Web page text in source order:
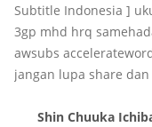
Subtitle Indonesia ]
3gp mhd hrq
awsubs
jangan lupa share
Shin Chuuka